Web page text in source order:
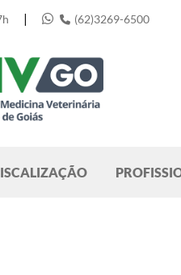
| (62)3269-6500